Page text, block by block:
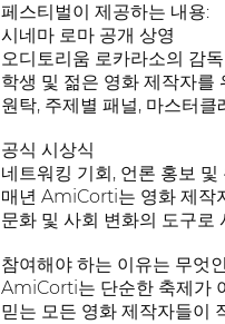
페스티벌이 제공하는 내용:
시네마 로마 공개 상영
오디토리움 로카라소의 감
학생 및 젊은 영화 제작자를
원탁, 주제별 패널, 마스터클
공식 시상식
네트워킹 기회, 언론 홍보 및
매년 AmiCorti는 영화 제작
문화 및 사회 변화의 도구로
참여해야 하는 이유는 무엇
AmiCorti는 단순한 축제가
믿는 모든 영화 제작자들이